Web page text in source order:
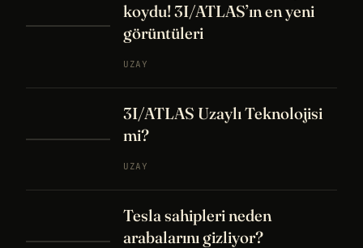
koydu! 3I/ATLAS’ın en yeni
görüntüleri
UZAY
3I/ATLAS Uzaylı Teknolojisi
mi?
UZAY
Tesla sahipleri neden
arabalarını gizliyor?